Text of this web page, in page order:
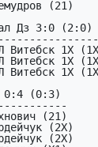
Дз 3:0 (2:0)
0:4 (0:3)